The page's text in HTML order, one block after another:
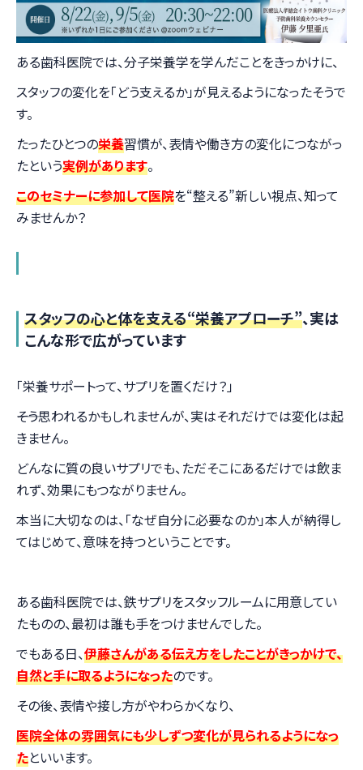
ある歯科医院では、分子栄養学を学んだことをきっかけに、
スタッフの変化を「どう支えるか」が見えるようになったそうで
す。
たったひとつの栄養習慣が、表情や働き方の変化につながっ
たという実例があります。
このセミナーに参加して医院を“整える”新しい視点、知って
みませんか？
スタッフの心と体を支える“栄養アプローチ”、実は
こんな形で広がっています
「栄養サポートって、サプリを置くだけ？」
――そう思われるかもしれませんが、実はそれだけでは変化は起
きません。
どんなに質の良いサプリでも、ただそこにあるだけでは飲ま
れず、効果にもつながりません。
本当に大切なのは、「なぜ自分に必要なのか」本人が納得し
てはじめて、意味を持つということです。
ある歯科医院では、鉄サプリをスタッフルームに用意してい
たものの、最初は誰も手をつけませんでした。
でもある日、伊藤さんがある伝え方をしたことがきっかけで、
自然と手に取るようになったのです。
その後、表情や接し方がやわらかくなり、
医院全体の雰囲気にも少しずつ変化が見られるようになっ
たといいます。